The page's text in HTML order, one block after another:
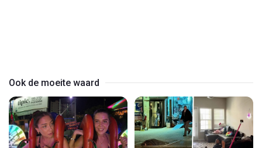
Ook de moeite waard